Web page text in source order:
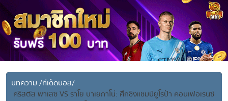
บทความ /ทีเด็ดบอล/
คริสตัล พาเลซ VS ราโย บาเยกาโน่: ศึกชิงแชมป์ยูโรป้า คอนเฟอเรนซ์